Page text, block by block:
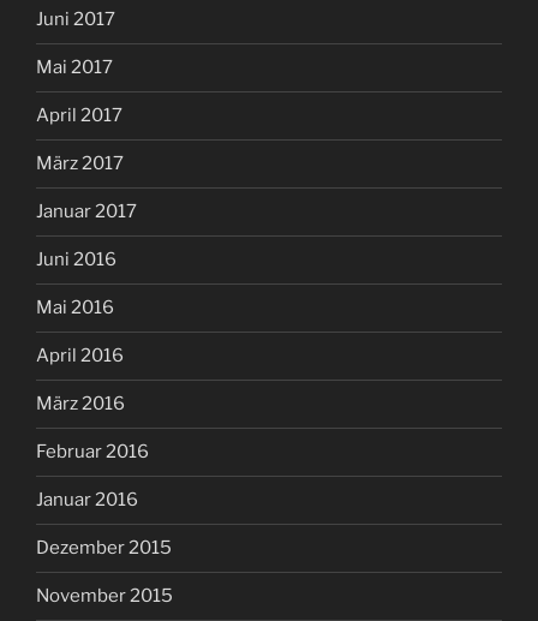
Juni 2017
Mai 2017
April 2017
März 2017
Januar 2017
Juni 2016
Mai 2016
April 2016
März 2016
Februar 2016
Januar 2016
Dezember 2015
November 2015